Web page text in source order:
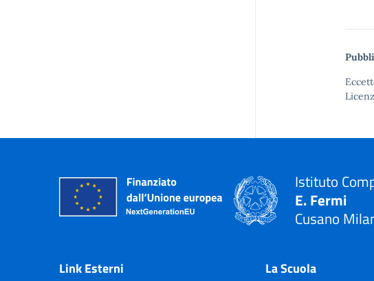
Istituto
E. Fermi
Cusano
Link Esterni La Scuola